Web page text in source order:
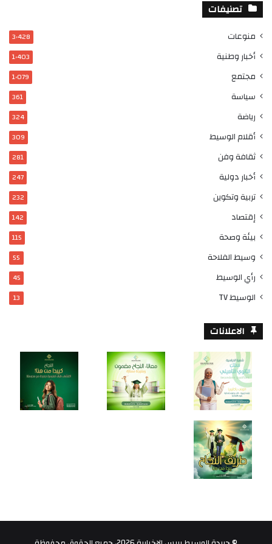
تصنيفات
منوعات 3٬428
أخبار وطنية 1٬403
مجتمع 1٬079
سياسة 361
رياضة 324
أقلام الوسيط 309
ثقافة وفن 281
أخبار دولية 247
تربية وتكوين 232
إقتصاد 142
بيئة وصحة 115
وسيط الفلاحة 55
رأي الوسيط 45
الوسيط TV 13
الاعلانات